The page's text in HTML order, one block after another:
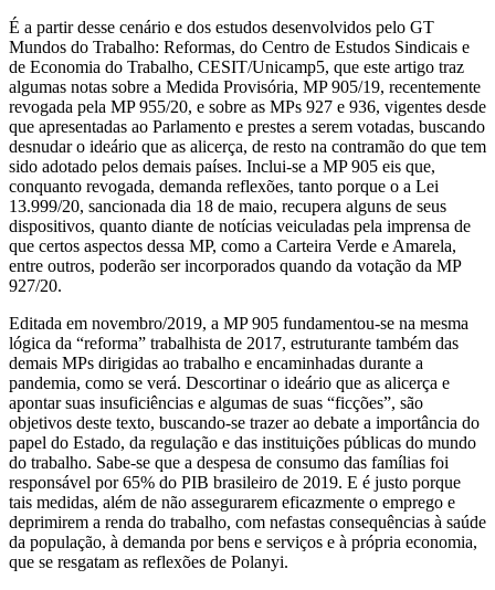
É a partir desse cenário e dos estudos desenvolvidos pelo GT
Mundos do Trabalho: Reformas, do Centro de Estudos Sindicais e
de Economia do Trabalho, CESIT/Unicamp5, que este artigo traz
algumas notas sobre a Medida Provisória, MP 905/19, recentemente
revogada pela MP 955/20, e sobre as MPs 927 e 936, vigentes desde
que apresentadas ao Parlamento e prestes a serem votadas, buscando
desnudar o ideário que as alicerça, de resto na contramão do que tem
sido adotado pelos demais países. Inclui-se a MP 905 eis que,
conquanto revogada, demanda reflexões, tanto porque o a Lei
13.999/20, sancionada dia 18 de maio, recupera alguns de seus
dispositivos, quanto diante de notícias veiculadas pela imprensa de
que certos aspectos dessa MP, como a Carteira Verde e Amarela,
entre outros, poderão ser incorporados quando da votação da MP
927/20.
Editada em novembro/2019, a MP 905 fundamentou-se na mesma
lógica da “reforma” trabalhista de 2017, estruturante também das
demais MPs dirigidas ao trabalho e encaminhadas durante a
pandemia, como se verá. Descortinar o ideário que as alicerça e
apontar suas insuficiências e algumas de suas “ficções”, são
objetivos deste texto, buscando-se trazer ao debate a importância do
papel do Estado, da regulação e das instituições públicas do mundo
do trabalho. Sabe-se que a despesa de consumo das famílias foi
responsável por 65% do PIB brasileiro de 2019. E é justo porque
tais medidas, além de não assegurarem eficazmente o emprego e
deprimirem a renda do trabalho, com nefastas consequências à saúde
da população, à demanda por bens e serviços e à própria economia,
que se resgatam as reflexões de Polanyi.